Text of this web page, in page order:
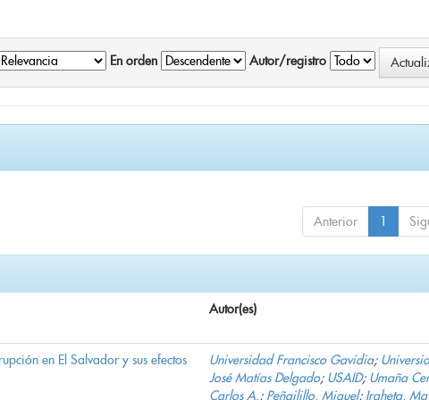
En orden Autor/registro
Anterior 1
Autor(es)
en El Salvador y sus efectos
Universidad Francisco Gavidia;
José Matías Delgado; USAID; Umaña
Carlos A.; Peñailillo, Miguel; Iraheta,